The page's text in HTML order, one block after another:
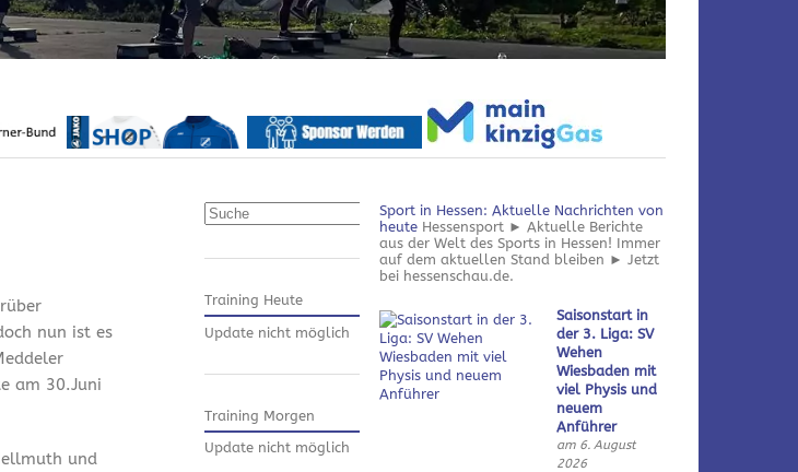
nun ist es
am 30.Juni
und
Suchen
Training Heute
Update nicht möglich
Training Morgen
Update nicht möglich
Sport in Hessen: Aktuelle Nachrichten von
heute Hessensport ► Aktuelle Berichte
aus der Welt des Sports in Hessen! Immer
auf dem aktuellen Stand bleiben ► Jetzt
bei hessenschau.de.
Saisonstart in
der 3. Liga: SV
Wehen
Wiesbaden mit
viel Physis und
neuem
Anführer
am 6. August
2026